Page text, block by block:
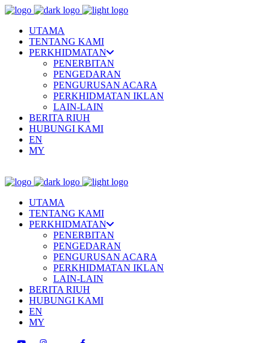
UTAMA
TENTANG KAMI
PERKHIDMATAN
PENERBITAN
PENGEDARAN
PENGURUSAN ACARA
PERKHIDMATAN IKLAN
LAIN-LAIN
BERITA RIUH
HUBUNGI KAMI
EN
MY
UTAMA
TENTANG KAMI
PERKHIDMATAN
PENERBITAN
PENGEDARAN
PENGURUSAN ACARA
PERKHIDMATAN IKLAN
LAIN-LAIN
BERITA RIUH
HUBUNGI KAMI
EN
MY